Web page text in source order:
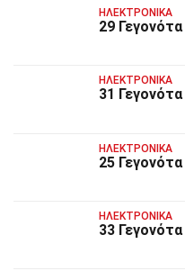
ΗΛΕΚΤΡΟΝΙΚΆ
29
ΗΛΕΚΤΡΟΝΙΚΆ
31 Γεγονότα
ΗΛΕΚΤΡΟΝΙΚΆ
25
ΗΛΕΚΤΡΟΝΙΚΆ
33